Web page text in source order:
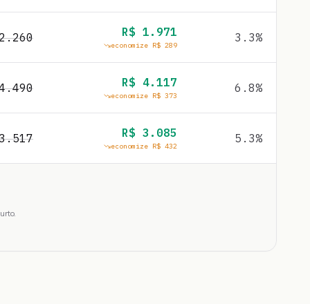
R$ 1.971
economize R$ 289
3.3%
R$ 4.117
economize R$ 373
6.8%
R$ 3.085
economize R$ 432
5.3%